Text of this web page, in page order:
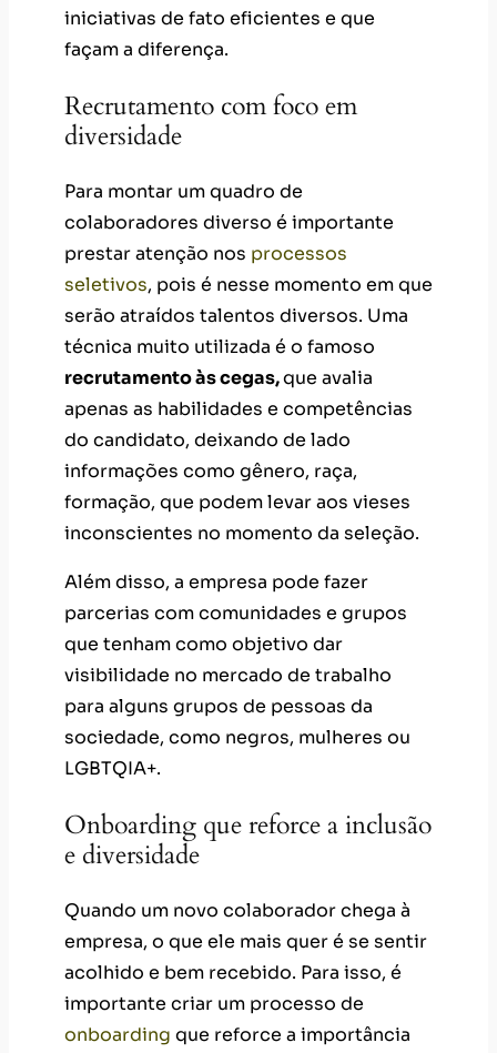
iniciativas de fato eficientes e que
façam a diferença.
Recrutamento com foco em
diversidade
Para montar um quadro de
colaboradores diverso é importante
prestar atenção nos processos
seletivos, pois é nesse momento em que
serão atraídos talentos diversos. Uma
técnica muito utilizada é o famoso
recrutamento às cegas,que avalia
apenas as habilidades e competências
do candidato, deixando de lado
informações como gênero, raça,
formação, que podem levar aos vieses
inconscientes no momento da seleção.
Além disso, a empresa pode fazer
parcerias com comunidades e grupos
que tenham como objetivo dar
visibilidade no mercado de trabalho
para alguns grupos de pessoas da
sociedade, como negros, mulheres ou
LGBTQIA+.
Onboarding que reforce a inclusão
e diversidade
Quando um novo colaborador chega à
empresa, o que ele mais quer é se sentir
acolhido e bem recebido. Para isso, é
importante criar um processo de
onboarding que reforce a importância